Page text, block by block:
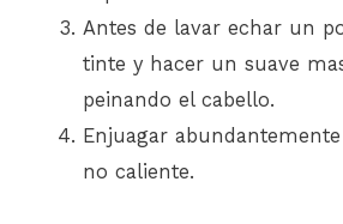
Antes de lavar echar un
tinte y hacer un suave
peinando el cabello.
Enjuagar
no caliente.